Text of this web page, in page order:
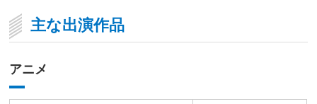
主な出演作品
アニメ